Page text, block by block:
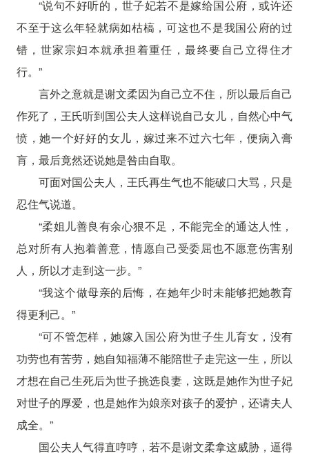
“说句不好听的，世子妃若不是嫁给国公府，或许还
不至于这么年轻就病如枯槁，可这也不是我国公府的过
错，世家宗妇本就承担着重任，最终要自己立得住才
行。”
言外之意就是谢文柔因为自己立不住，所以最后自己
作死了，王氏听到国公夫人这样说自己女儿，自然心中气
愤，她一个好好的女儿，嫁过来不过六七年，便病入膏
肓，最后竟然还说她是咎由自取。
可面对国公夫人，王氏再生气也不能破口大骂，只是
忍住气说道。
“柔姐儿善良有余心狠不足，不能完全的通达人性，
总对所有人抱着善意，情愿自己受委屈也不愿意伤害别
人，所以才走到这一步。”
“我这个做母亲的后悔，在她年少时未能够把她教育
得更利己。”
“可不管怎样，她嫁入国公府为世子生儿育女，没有
功劳也有苦劳，她自知福薄不能陪世子走完这一生，所以
才想在自己生死后为世子挑选良妻，这既是她作为世子妃
对世子的厚爱，也是她作为娘亲对孩子的爱护，还请夫人
成全。”
国公夫人气得直哼哼，若不是谢文柔拿这威胁，逼得